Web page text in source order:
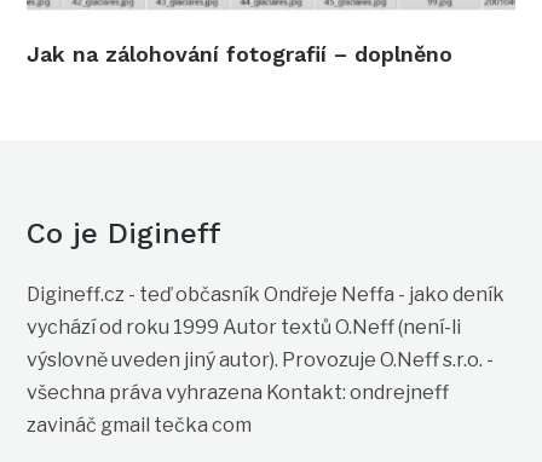
Jak na zálohování fotografií – doplněno
Co je Digineff
Digineff.cz - teď občasník Ondřeje Neffa - jako deník
vychází od roku 1999 Autor textů O.Neff (není-li
výslovně uveden jiný autor). Provozuje O.Neff s.r.o. -
všechna práva vyhrazena Kontakt: ondrejneff
zavináč gmail tečka com